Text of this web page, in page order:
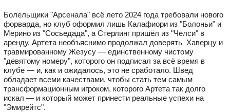
Болельщики "Арсенала" всё лето 2024 года требовали нового
форварда, но клуб оформил лишь Калафиори из "Болоньи" и
Мерино из "Сосьедада", а Стерлинг пришёл из "Челси" в
аренду. Артета необъяснимо продолжал доверять Хаверцу и
травмированному Жезусу — единственному чистому
"девятому номеру", которого он подписал за всё время в
клубе — и, как и ожидалось, это не сработало. Швед
обладает всеми качествами, чтобы стать тем самым
трансформационным игроком, которого Артета так долго
искал — и который может принести реальные успехи на
"Эмирейтс".